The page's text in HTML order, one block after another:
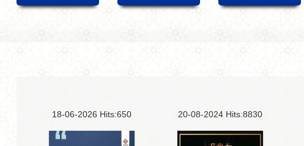
18-06-2026 Hits:650
ATURCARA
20-08-2024 Hits:8830